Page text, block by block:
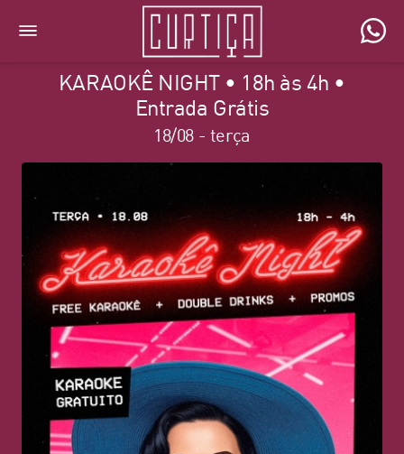
KARAOKÊ NIGHT • 18h às 4h •
Entrada Grátis
18/08 - terça